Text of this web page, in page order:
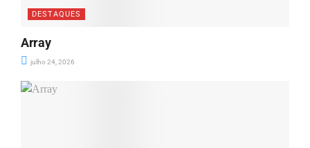
DESTAQUES
Array
julho 24, 2026